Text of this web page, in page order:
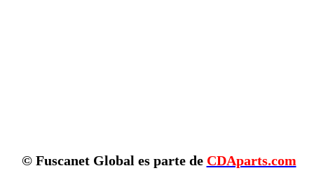
© Fuscanet Global es parte de CDAparts.com